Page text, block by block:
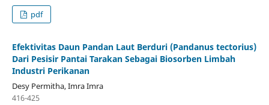
pdf
Efektivitas Daun Pandan Laut Berduri (Pandanus tectorius)
Dari Pesisir Pantai Tarakan Sebagai Biosorben Limbah
Industri Perikanan
Desy Permitha, Imra Imra
416-425